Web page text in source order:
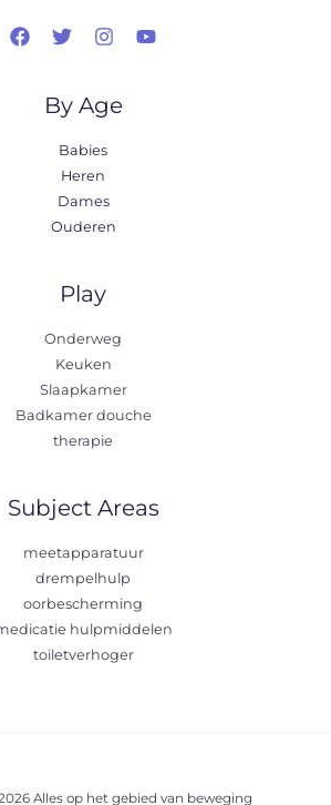
By Age
Babies
Heren
Dames
Ouderen
Play
Onderweg
Keuken
Slaapkamer
Badkamer douche
therapie
Subject Areas
meetapparatuur
drempelhulp
oorbescherming
hulpmiddelen
toiletverhoger
Alles op het gebied van beweging